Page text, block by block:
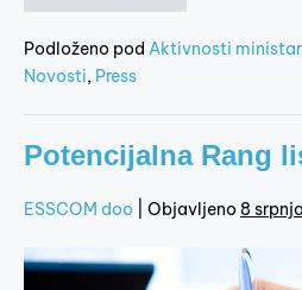
Podloženo pod Aktivnosti
Novosti, Press
Potencijalna Rang
ESSCOM doo Objavljeno 8